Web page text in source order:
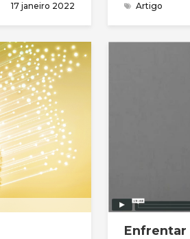
preparado
para
17 janeiro 2022
Formação
histórias
Artigo
Enfrentar